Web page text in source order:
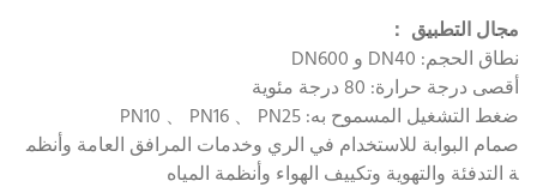
مجال التطبيق ：
نطاق الحجم: DN40 و DN600
أقصى درجة حرارة: 80 درجة مئوية
ضغط التشغيل المسموح به: PN10 、 PN16 、 PN25
صمام البوابة للاستخدام في الري وخدمات المرافق العامة وأنظم
ة التدفئة والتهوية وتكييف الهواء وأنظمة المياه